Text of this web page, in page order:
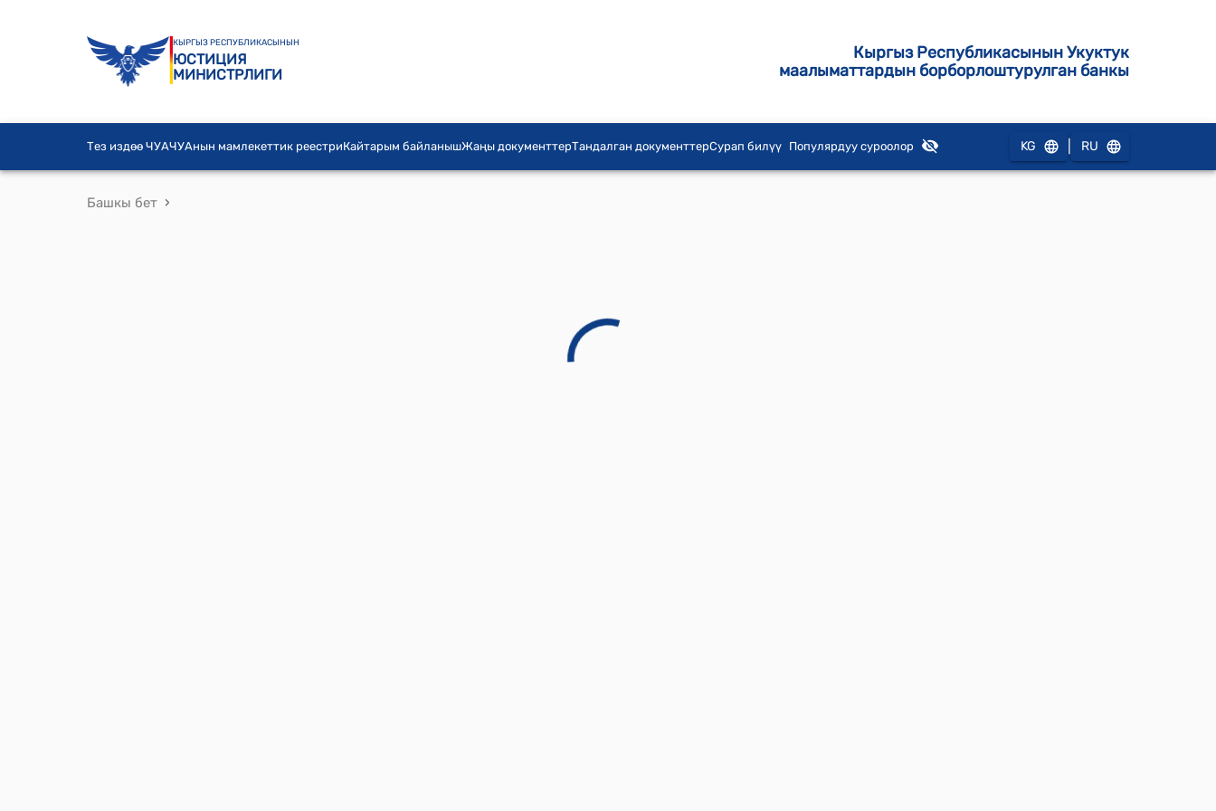
КЫРГЫЗ РЕСПУБЛИКАСЫНЫН
ЮСТИЦИЯ
МИНИСТРЛИГИ
Кыргыз Республикасынын Укуктук
маалыматтардын борборлоштурулган банкы
Тез издөө ЧУАЧУАнын мамлекеттик реестриКайтарым байланышЖаңы документтерТандалган документтерСурап билүү Популярдуу суроолор KG RU
Башкы бет ›